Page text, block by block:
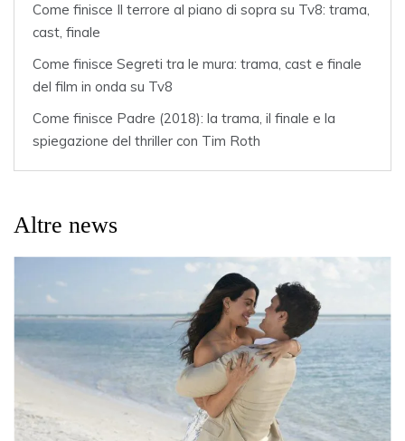
Come finisce Il terrore al piano di sopra su Tv8: trama,
cast, finale
Come finisce Segreti tra le mura: trama, cast e finale
del film in onda su Tv8
Come finisce Padre (2018): la trama, il finale e la
spiegazione del thriller con Tim Roth
Altre news